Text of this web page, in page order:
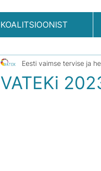
KOALITSIOONIST
VATEKi
Eesti vaimse tervise ja